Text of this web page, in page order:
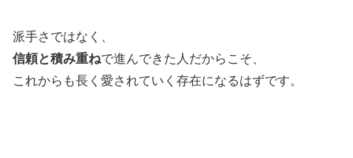
派手さではなく、
信頼と積み重ねで進んできた人だからこそ、
これからも長く愛されていく存在になるはずです。